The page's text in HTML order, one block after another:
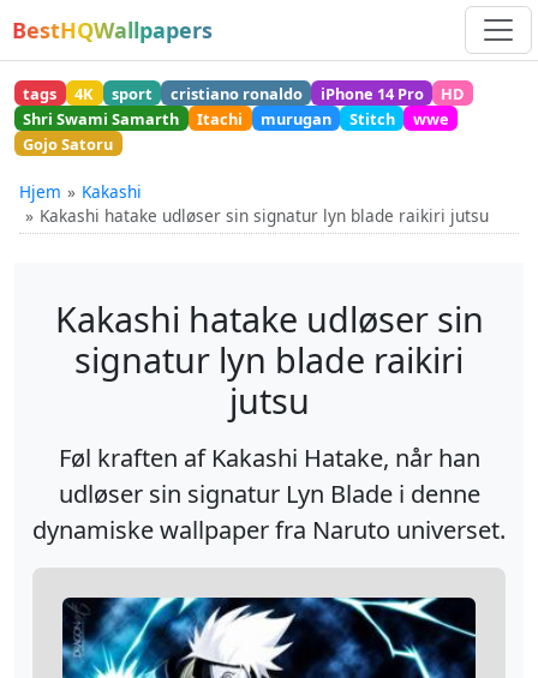
BestHQWallpapers
tags 4K sport cristiano ronaldo iPhone 14 Pro
HD
Shri Swami Samarth
Itachi murugan Stitch
wwe
Gojo Satoru
Hjem
Kakashi
Kakashi hatake udløser sin signatur lyn blade raikiri jutsu
Kakashi hatake udløser sin
signatur lyn blade raikiri
jutsu
Føl kraften af Kakashi Hatake, når han
udløser sin signatur Lyn Blade i denne
dynamiske wallpaper fra Naruto universet.